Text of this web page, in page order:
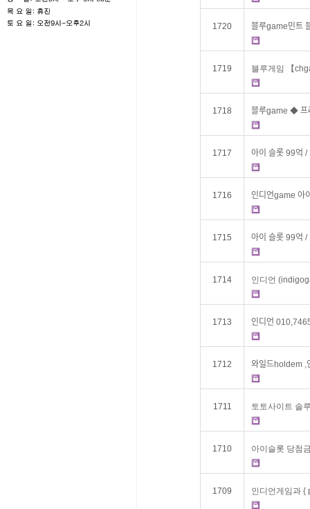
1720 블루game민트
1719 블루게임 【
1718 블루game ◆
1717 아이 슬롯
1716 인디언game
1715 아이 슬롯
1714 인디언
1713 인디언
1712 와일드holdem
1711 토­토사이트 솔
1710 아이슬롯 당첨
1709 인디언게임과